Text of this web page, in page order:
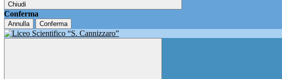
Chiudi
Conferma
Annulla Conferma